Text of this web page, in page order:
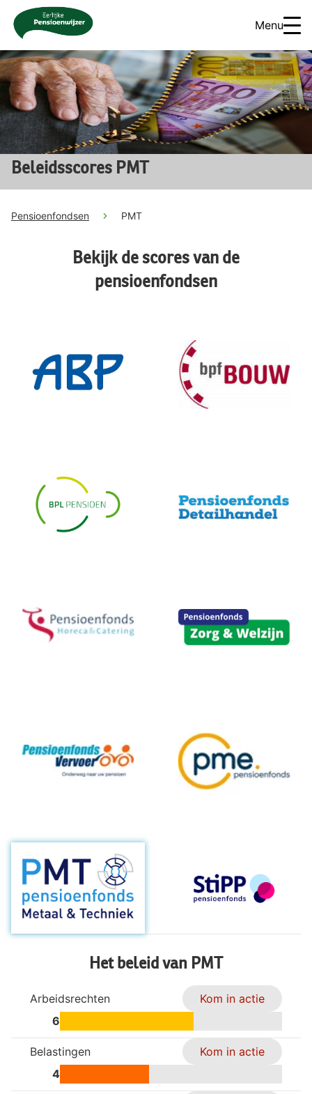
Menu
Beleidsscores PMT
Pensioenfondsen PMT
Bekijk de scores van de
pensioenfondsen
Het beleid van PMT
Arbeidsrechten
6
Kom in actie
Belastingen
4
Kom in actie